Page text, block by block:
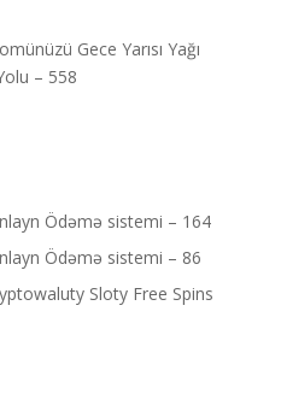
Gece Yarısı Yağı
– 558
Ödəmə sistemi – 164
Ödəmə sistemi – 86
Sloty Free Spins